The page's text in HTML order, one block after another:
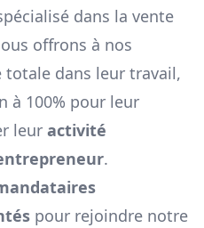
dans la vente
offrons à nos
dans leur travail,
à 100% pour leur
leur activité
.
pour rejoindre notre